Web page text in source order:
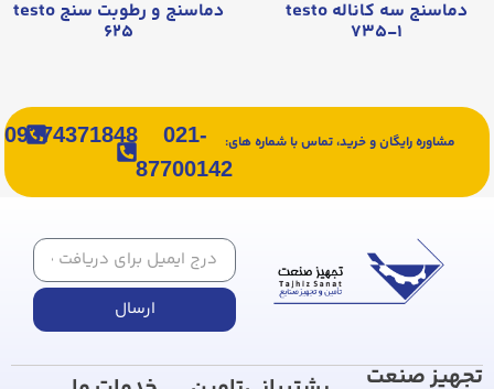
دماسنج سه کاناله testo
۷۳۵-۱
دماسنج و رطوبت سنج testo
۶۲۵
مشاوره رایگان و خرید، تماس با شماره های:
021-
87700142
09374371848
ارسال
تجهیز صنعت